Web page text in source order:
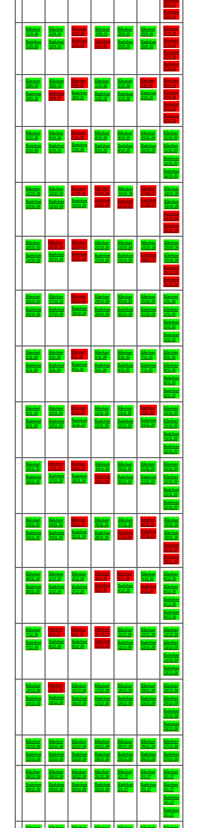
20/9-26
Badviken
20/9-26
Båtviken
21/9-26
Badviken
21/9-26
Båtviken
22/9-26
Badviken
22/9-26
Båtviken
23/9-26
Badviken
23/9-26
Båtviken
24/9-26
Badviken
24/9-26
Båtviken
25/9-26
Badviken
25/9-26
Båtviken
26/9-26
Badviken
26/9-26
Båtviken
27/9-26
Båtviken
27/9-26
Badviken
27/9-26
Badviken
27/9-26
Båtviken
28/9-26
Badviken
28/9-26
Båtviken
29/9-26
Badviken
29/9-26
Båtviken
30/9-26
Badviken
30/9-26
Båtviken
1/10-26
Badviken
1/10-26
Båtviken
2/10-26
Badviken
2/10-26
Båtviken
3/10-26
Badviken
3/10-26
Båtviken
4/10-26
Båtviken
4/10-26
Badviken
4/10-26
Badviken
4/10-26
Båtviken
5/10-26
Badviken
5/10-26
Båtviken
6/10-26
Badviken
6/10-26
Båtviken
7/10-26
Badviken
7/10-26
Båtviken
8/10-26
Badviken
8/10-26
Båtviken
9/10-26
Badviken
9/10-26
Båtviken
10/10-26
Badviken
10/10-26
Båtviken
11/10-26
Båtviken
11/10-26
Badviken
11/10-26
Badviken
11/10-26
Båtviken
12/10-26
Badviken
12/10-26
Båtviken
13/10-26
Badviken
13/10-26
Båtviken
14/10-26
Badviken
14/10-26
Båtviken
15/10-26
Badviken
15/10-26
Båtviken
16/10-26
Badviken
16/10-26
Båtviken
17/10-26
Badviken
17/10-26
Båtviken
18/10-26
Båtviken
18/10-26
Badviken
18/10-26
Badviken
18/10-26
Båtviken
19/10-26
Badviken
19/10-26
Båtviken
20/10-26
Badviken
20/10-26
Båtviken
21/10-26
Badviken
21/10-26
Båtviken
22/10-26
Badviken
22/10-26
Båtviken
23/10-26
Badviken
23/10-26
Båtviken
24/10-26
Badviken
24/10-26
Båtviken
25/10-26
Båtviken
25/10-26
Badviken
25/10-26
Badviken
25/10-26
Båtviken
26/10-26
Badviken
26/10-26
Båtviken
27/10-26
Badviken
27/10-26
Båtviken
28/10-26
Badviken
28/10-26
Båtviken
29/10-26
Badviken
29/10-26
Båtviken
30/10-26
Badviken
30/10-26
Båtviken
31/10-26
Badviken
31/10-26
Båtviken
1/11-26
Båtviken
1/11-26
Badviken
1/11-26
Badviken
1/11-26
Båtviken
2/11-26
Badviken
2/11-26
Båtviken
3/11-26
Badviken
3/11-26
Båtviken
4/11-26
Badviken
4/11-26
Båtviken
5/11-26
Badviken
5/11-26
Båtviken
6/11-26
Badviken
6/11-26
Båtviken
7/11-26
Badviken
7/11-26
Båtviken
8/11-26
Båtviken
8/11-26
Badviken
8/11-26
Badviken
8/11-26
Båtviken
9/11-26
Badviken
9/11-26
Båtviken
10/11-26
Badviken
10/11-26
Båtviken
11/11-26
Badviken
11/11-26
Båtviken
12/11-26
Badviken
12/11-26
Båtviken
13/11-26
Badviken
13/11-26
Båtviken
14/11-26
Badviken
14/11-26
Båtviken
15/11-26
Båtviken
15/11-26
Badviken
15/11-26
Badviken
15/11-26
Båtviken
16/11-26
Badviken
16/11-26
Båtviken
17/11-26
Badviken
17/11-26
Båtviken
18/11-26
Badviken
18/11-26
Båtviken
19/11-26
Badviken
19/11-26
Båtviken
20/11-26
Badviken
20/11-26
Båtviken
21/11-26
Badviken
21/11-26
Båtviken
22/11-26
Båtviken
22/11-26
Badviken
22/11-26
Badviken
22/11-26
Båtviken
23/11-26
Badviken
23/11-26
Båtviken
24/11-26
Badviken
24/11-26
Båtviken
25/11-26
Badviken
25/11-26
Båtviken
26/11-26
Badviken
26/11-26
Båtviken
27/11-26
Badviken
27/11-26
Båtviken
28/11-26
Badviken
28/11-26
Båtviken
29/11-26
Båtviken
29/11-26
Badviken
29/11-26
Badviken
29/11-26
Båtviken
30/11-26
Badviken
30/11-26
Båtviken
1/12-26
Badviken
1/12-26
Båtviken
2/12-26
Badviken
2/12-26
Båtviken
3/12-26
Badviken
3/12-26
Båtviken
4/12-26
Badviken
4/12-26
Båtviken
5/12-26
Badviken
5/12-26
Båtviken
6/12-26
Båtviken
6/12-26
Badviken
6/12-26
Badviken
6/12-26
Båtviken
7/12-26
Badviken
7/12-26
Båtviken
8/12-26
Badviken
8/12-26
Båtviken
9/12-26
Badviken
9/12-26
Båtviken
10/12-26
Badviken
10/12-26
Båtviken
11/12-26
Badviken
11/12-26
Båtviken
12/12-26
Badviken
12/12-26
Båtviken
13/12-26
Båtviken
13/12-26
Badviken
13/12-26
Badviken
13/12-26
Båtviken
14/12-26
Badviken
14/12-26
Båtviken
15/12-26
Badviken
15/12-26
Båtviken
16/12-26
Badviken
16/12-26
Båtviken
17/12-26
Badviken
17/12-26
Båtviken
18/12-26
Badviken
18/12-26
Båtviken
19/12-26
Badviken
19/12-26
Båtviken
20/12-26
Båtviken
20/12-26
Badviken
20/12-26
Badviken
20/12-26
Båtviken
21/12-26
Badviken
21/12-26
Båtviken
22/12-26
Badviken
22/12-26
Båtviken
23/12-26
Badviken
23/12-26
Båtviken
24/12-26
Badviken
24/12-26
Båtviken
25/12-26
Badviken
25/12-26
Båtviken
26/12-26
Badviken
26/12-26
Båtviken
27/12-26
Badviken
27/12-26
Båtviken
28/12-26
Badviken
28/12-26
Båtviken
29/12-26
Badviken
29/12-26
Båtviken
30/12-26
Badviken
30/12-26
Båtviken
31/12-26
Badviken
31/12-26
Båtviken
1/1-27
Badviken
1/1-27
Båtviken
2/1-27
Badviken
2/1-27
Båtviken
3/1-27
Båtviken
3/1-27
Badviken
3/1-27
Badviken
3/1-27